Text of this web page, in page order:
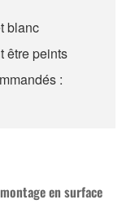
blanc
être peints
:
en surface